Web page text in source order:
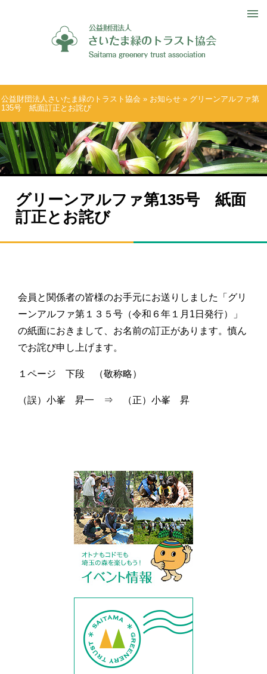
公益財団法人さいたま緑のトラスト協会 » お知らせ » グリーンアルファ第
135号 紙面訂正とお詫び
グリーンアルファ第135号 紙面
訂正とお詫び
会員と関係者の皆様のお手元にお送りしました「グリ
ーンアルファ第１３５号（令和６年１月1日発行）」
の紙面におきまして、お名前の訂正があります。慎ん
でお詫び申し上げます。
１ページ 下段 （敬称略）
（誤）小峯 昇一 ⇒ （正）小峯 昇